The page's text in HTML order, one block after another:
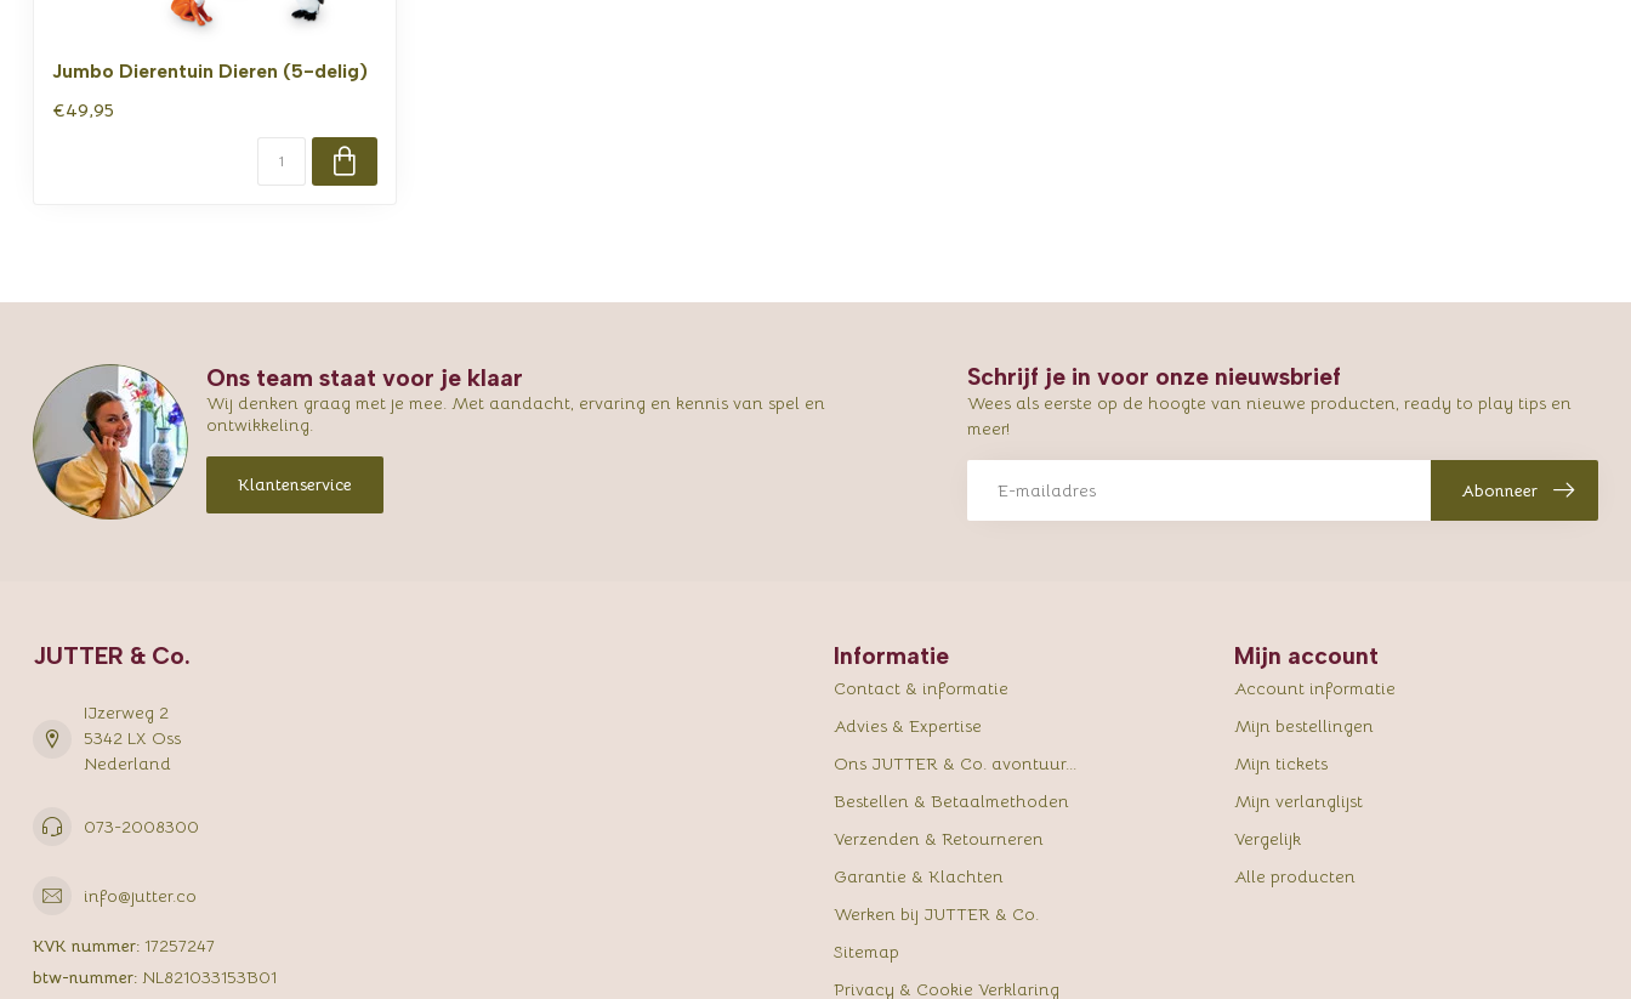
Jumbo Dierentuin Dieren (5-delig)
€49,95
Ons team staat voor je klaar
Wij denken graag met je mee. Met aandacht, ervaring en kennis van spel en
ontwikkeling.
Klantenservice
Schrijf je in voor onze nieuwsbrief
Wees als eerste op de hoogte van nieuwe producten, ready to play tips en
meer!
Abonneer
JUTTER & Co.
IJzerweg 2
5342 LX Oss
Nederland
073-2008300
info@jutter.co
KVK nummer: 17257247
btw-nummer: NL821033153B01
Informatie
Contact & informatie
Advies & Expertise
Ons JUTTER & Co. avontuur...
Bestellen & Betaalmethoden
Verzenden & Retourneren
Garantie & Klachten
Werken bij JUTTER & Co.
Sitemap
Privacy & Cookie Verklaring
Mijn account
Account informatie
Mijn bestellingen
Mijn tickets
Mijn verlanglijst
Vergelijk
Alle producten